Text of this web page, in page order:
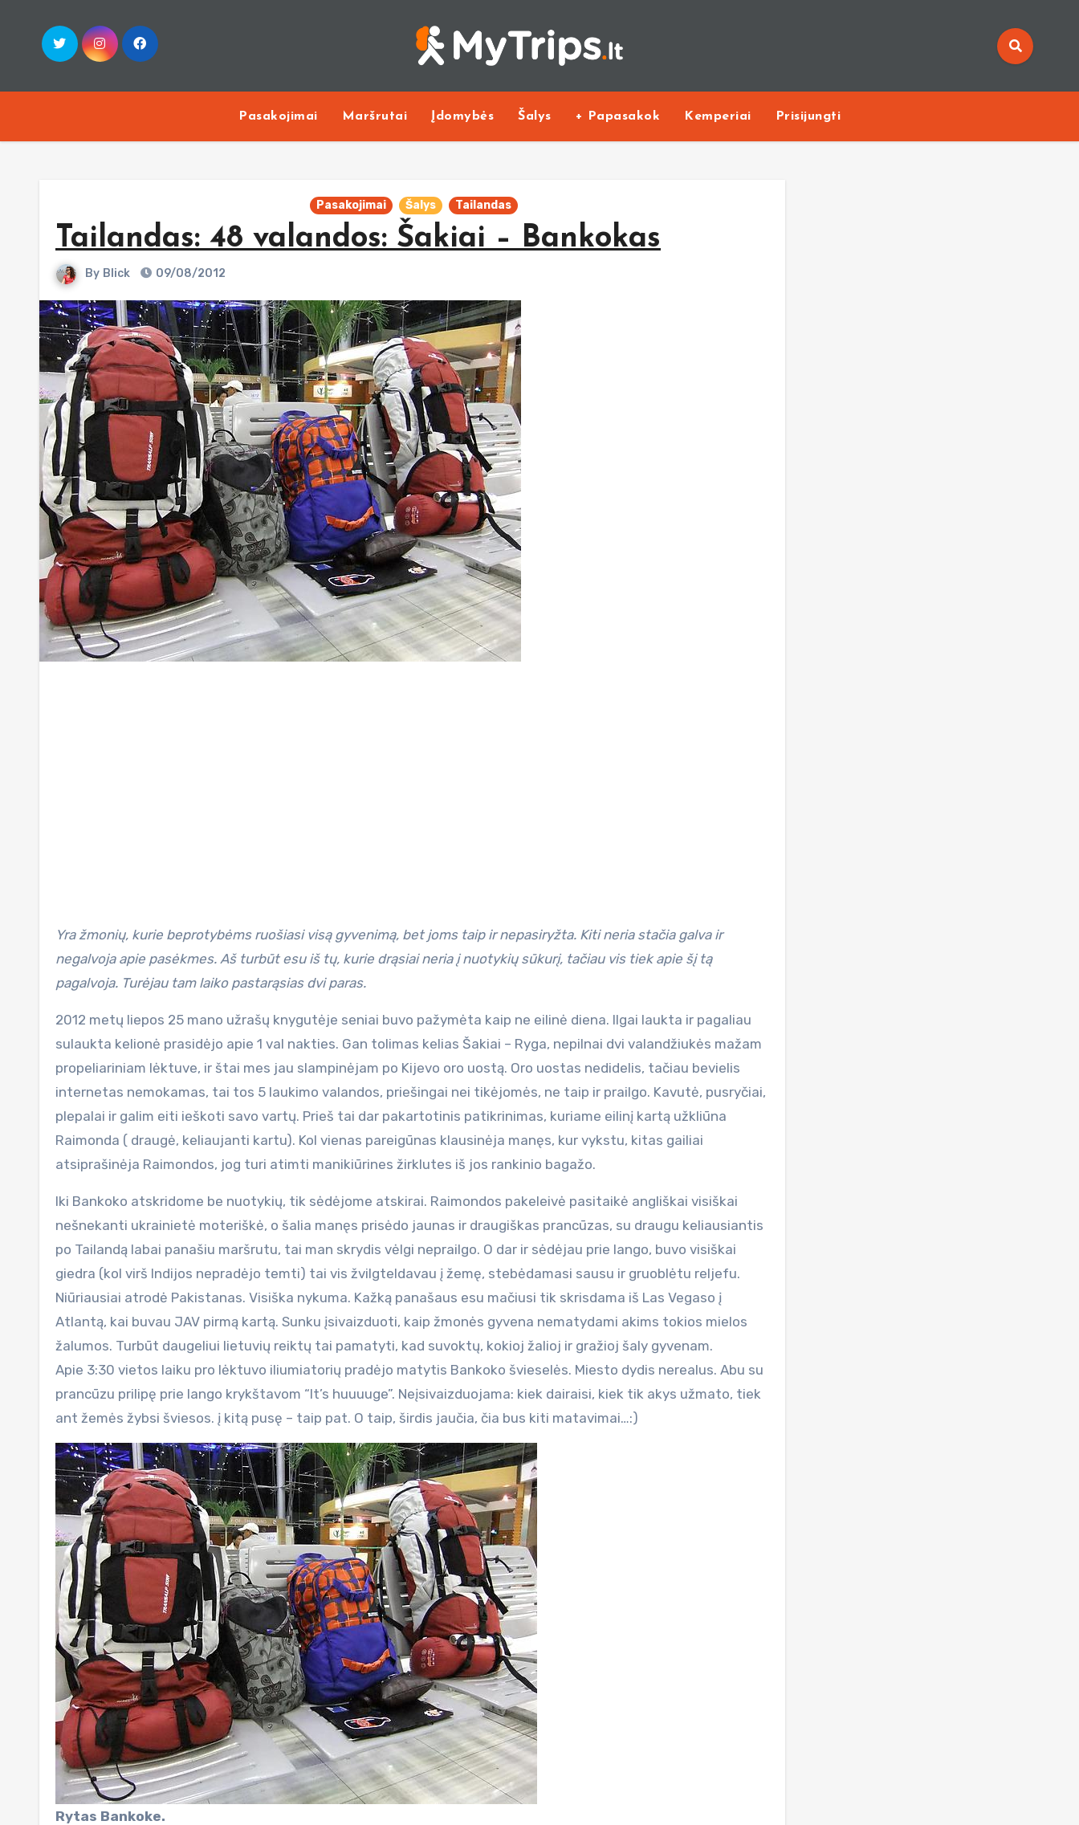
content
Pasakojimai Maršrutai Įdomybės Šalys + Papasakok Kemperiai Prisijungti
Pasakojimai Šalys Tailandas
Tailandas: 48 valandos: Šakiai – Bankokas
By Blick 09/08/2012
Yra žmonių, kurie beprotybėms ruošiasi visą gyvenimą, bet joms taip ir nepasiryžta. Kiti neria stačia galva ir
negalvoja apie pasėkmes. Aš turbūt esu iš tų, kurie drąsiai neria į nuotykių sūkurį, tačiau vis tiek apie šį tą
pagalvoja. Turėjau tam laiko pastarąsias dvi paras.
2012 metų liepos 25 mano užrašų knygutėje seniai buvo pažymėta kaip ne eilinė diena. Ilgai laukta ir pagaliau
sulaukta kelionė prasidėjo apie 1 val nakties. Gan tolimas kelias Šakiai – Ryga, nepilnai dvi valandžiukės mažam
propeliariniam lėktuve, ir štai mes jau slampinėjam po Kijevo oro uostą. Oro uostas nedidelis, tačiau bevielis
internetas nemokamas, tai tos 5 laukimo valandos, priešingai nei tikėjomės, ne taip ir prailgo. Kavutė, pusryčiai,
plepalai ir galim eiti ieškoti savo vartų. Prieš tai dar pakartotinis patikrinimas, kuriame eilinį kartą užkliūna
Raimonda ( draugė, keliaujanti kartu). Kol vienas pareigūnas klausinėja manęs, kur vykstu, kitas gailiai
atsiprašinėja Raimondos, jog turi atimti manikiūrines žirklutes iš jos rankinio bagažo.
Iki Bankoko atskridome be nuotykių, tik sėdėjome atskirai. Raimondos pakeleivė pasitaikė angliškai visiškai
nešnekanti ukrainietė moteriškė, o šalia manęs prisėdo jaunas ir draugiškas prancūzas, su draugu keliausiantis
po Tailandą labai panašiu maršrutu, tai man skrydis vėlgi neprailgo. O dar ir sėdėjau prie lango, buvo visiškai
giedra (kol virš Indijos nepradėjo temti) tai vis žvilgteldavau į žemę, stebėdamasi sausu ir gruoblėtu reljefu.
Niūriausiai atrodė Pakistanas. Visiška nykuma. Kažką panašaus esu mačiusi tik skrisdama iš Las Vegaso į
Atlantą, kai buvau JAV pirmą kartą. Sunku įsivaizduoti, kaip žmonės gyvena nematydami akims tokios mielos
žalumos. Turbūt daugeliui lietuvių reiktų tai pamatyti, kad suvoktų, kokioj žalioj ir gražioj šaly gyvenam.
Apie 3:30 vietos laiku pro lėktuvo iliumiatorių pradėjo matytis Bankoko švieselės. Miesto dydis nerealus. Abu su
prancūzu prilipę prie lango krykštavom “It’s huuuuge”. Neįsivaizduojama: kiek dairaisi, kiek tik akys užmato, tiek
ant žemės žybsi šviesos. į kitą pusę – taip pat. O taip, širdis jaučia, čia bus kiti matavimai…:)
Rytas Bankoke.